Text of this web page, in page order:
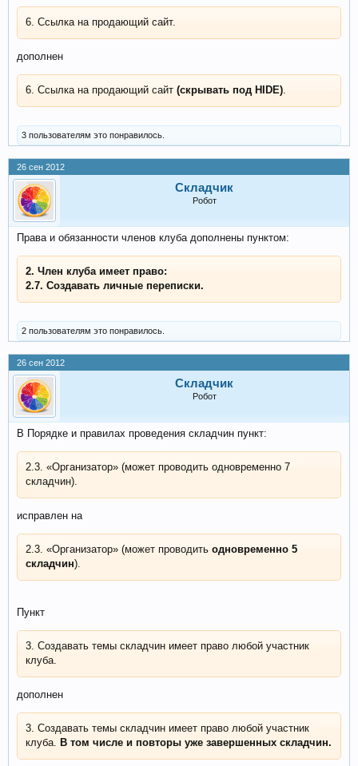
6. Ссылка на продающий сайт.
дополнен
6. Ссылка на продающий сайт (скрывать под HIDE).
3 пользователям это понравилось.
26 сен 2012
Складчик
Робот
Права и обязанности членов клуба дополнены пунктом:
2. Член клуба имеет право:
2.7. Создавать личные переписки.
2 пользователям это понравилось.
26 сен 2012
Складчик
Робот
В Порядке и правилах проведения складчин пункт:
2.3. «Организатор» (может проводить одновременно 7
складчин).
исправлен на
2.3. «Организатор» (может проводить одновременно 5
складчин).
Пункт
3. Создавать темы складчин имеет право любой участник
клуба.
дополнен
3. Создавать темы складчин имеет право любой участник
клуба. В том числе и повторы уже завершенных складчин.